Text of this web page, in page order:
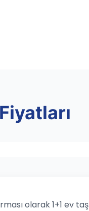
olarak 1+1 ev